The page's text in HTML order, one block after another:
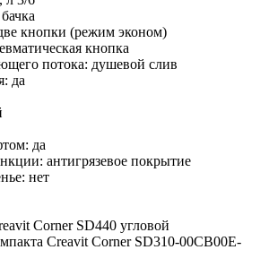
кнопки (режим эконом)
кнопка
потока: душевой слив
да
да
антигрязевое покрытие
нет
Corner SD440 угловой
Creavit Corner SD310-00CB00E-